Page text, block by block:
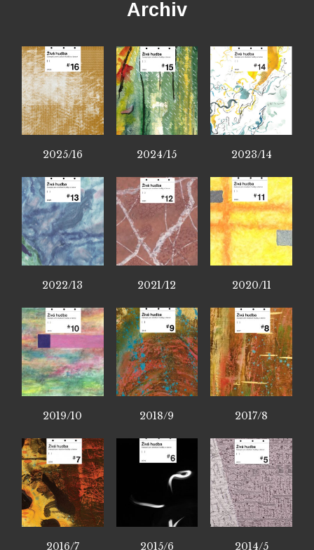
Archiv
2025/16 2024/15 2023/14
2022/13 2021/12 2020/11
2019/10 2018/9 2017/8
2016/7 2015/6 2014/5